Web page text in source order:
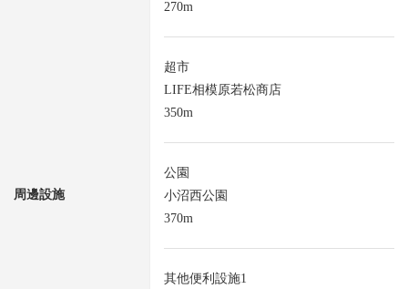
周邊設施
270m
超市
LIFE相模原若松商店
350m
公園
小沼西公園
370m
其他便利設施1